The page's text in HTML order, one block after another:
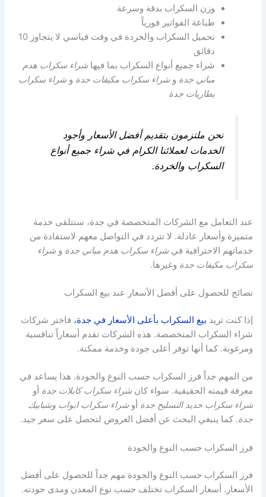
وزن السكراب بدقة وسرعة
طباعة الفواتير فورياً
تحميل السكراب والخردة في وقت قياسي لا يتجاوز 10
دقائق
شراء جميع أنواع السكراب بما فيهاشراء سكراب هدم
مباني جدة وشراء سكراب مكيفات جدة وشراء سكراب
بطاريات جدة
نحن ملتزمون بتقديم أفضل الأسعار وأجود
الخدمات لعملائنا الكرام في شراء جميع أنواع
السكراب والخردة.
عند التعامل مع الشركات المتخصصة في جدة، ستتلقى خدمة
متميزة وأسعار عادلة. لا تتردد في التواصل معهم لاستفادة من
خدماتهم الاحترافية فيشراء سكراب هدم مباني جدة وشراء
سكراب مكيفات جدة وغيرها.
نصائح للحصول على أفضل الأسعار عند بيع السكراب
إذا كنت تريد بيع السكراب بأعلى الأسعار في جدة، فاختر شركات
شراء السكراب المتخصصة. هذه الشركات تقدم أسعاراً تنافسية
ومرغوبة. كما أنها توفر أعلى جودة وخدمة ممكنة.
من المهم جداً فرز السكراب حسب النوع والجودة. هذا يساعد في
معرفة قيمته الحقيقية. سواء كانشراء سكراب كابلات جدة أو
شراء سكراب حديد التسليح جدة أوشراء سكراب ابواب وشبابيك
جدة. كما ينبغي البحث عن أفضل العروض لتحصل على سعر جيد.
فرز السكراب حسب النوع والجودة
فرز السكراب حسب النوع والجودة مهم جداً للحصول على أفضل
الأسعار. أسعار السكراب تختلف حسب نوع المعدن ومدى جودته.